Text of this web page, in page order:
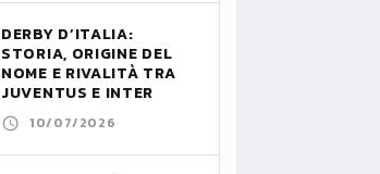
DERBY D’ITALIA:
STORIA, ORIGINE DEL
NOME E RIVALITÀ TRA
JUVENTUS E INTER
10/07/2026